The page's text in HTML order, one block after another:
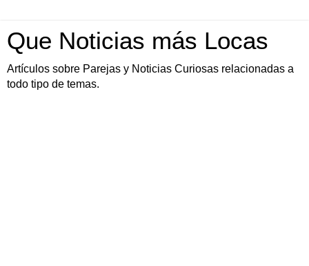
Que Noticias más Locas
Artículos sobre Parejas y Noticias Curiosas relacionadas a
todo tipo de temas.